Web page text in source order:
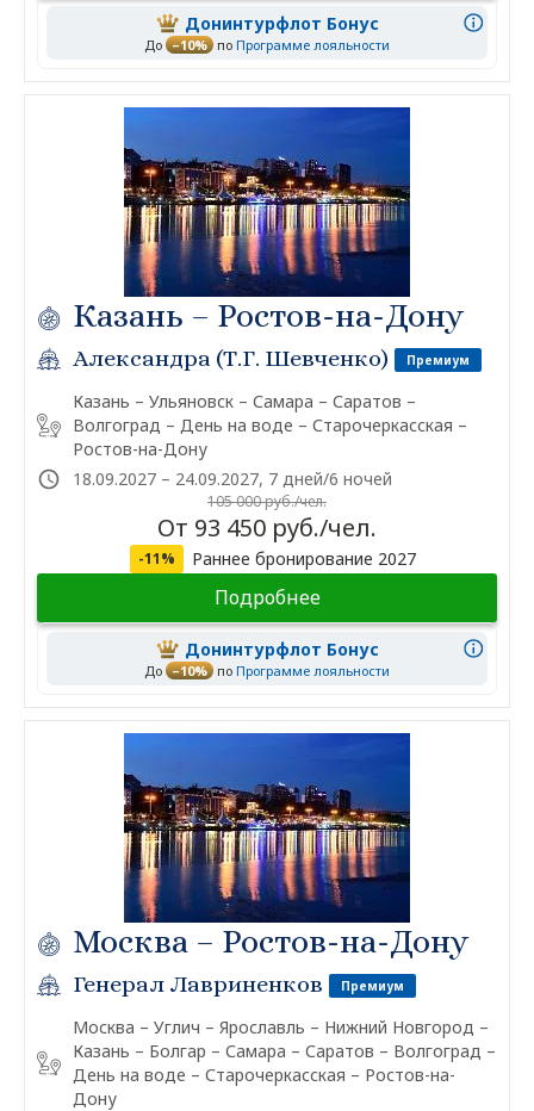
Донинтурфлот Бонус
До –10% по Программе лояльности
Казань – Ростов-на-Дону
Александра (Т.Г. Шевченко) Премиум
Казань – Ульяновск – Самара – Саратов –
Волгоград – День на воде – Старочеркасская –
Ростов-на-Дону
18.09.2027 – 24.09.2027, 7 дней/6 ночей
105 000 руб./чел.
От 93 450 руб./чел.
-11% Раннее бронирование 2027
Подробнее
Донинтурфлот Бонус
До –10% по Программе лояльности
Москва – Ростов-на-Дону
Генерал Лавриненков Премиум
Москва – Углич – Ярославль – Нижний Новгород –
Казань – Болгар – Самара – Саратов – Волгоград –
День на воде – Старочеркасская – Ростов-на-
Дону